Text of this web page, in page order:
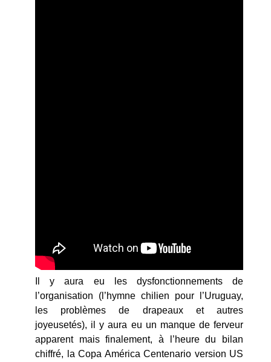
Il y aura eu les dysfonctionnements de
l’organisation (l’hymne chilien pour l’Uruguay,
les problèmes de drapeaux et autres
joyeusetés), il y aura eu un manque de ferveur
apparent mais finalement, à l’heure du bilan
chiffré, la Copa América Centenario version US